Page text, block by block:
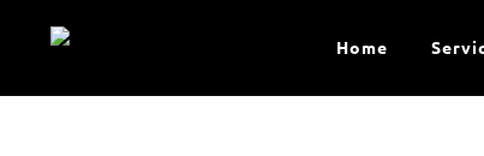
Home